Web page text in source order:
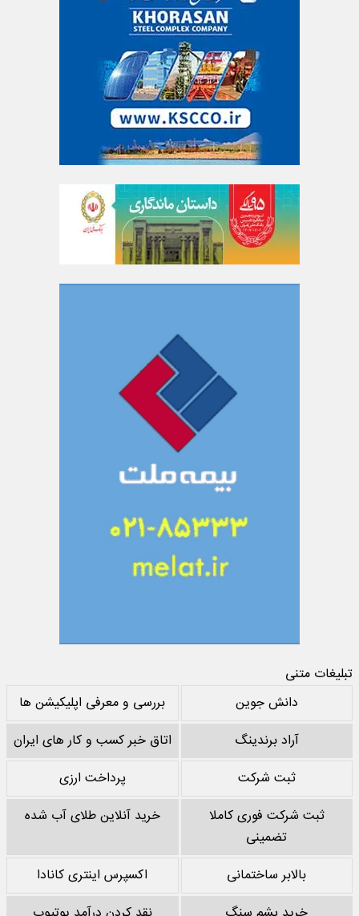
تبلیغات متنی
دانش جوین
بررسی و معرفی اپلیکیشن ها
آراد برندینگ
اتاق خبر کسب و کار های ایران
ثبت شرکت
پرداخت ارزی
ثبت شرکت فوری کاملا
تضمینی
خرید آنلاین طلای آب شده
بالابر ساختمانی
اکسپرس اینتری کانادا